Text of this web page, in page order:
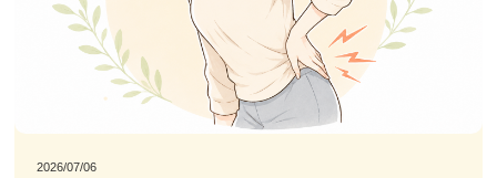
ニュース＆ブログ
お客様の声
お問い合わせ
2026/07/06